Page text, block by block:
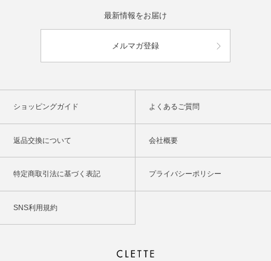
最新情報をお届け
メルマガ登録
ショッピングガイド よくあるご質問
返品交換について 会社概要
特定商取引法に基づく表記 プライバシーポリシー
SNS利用規約